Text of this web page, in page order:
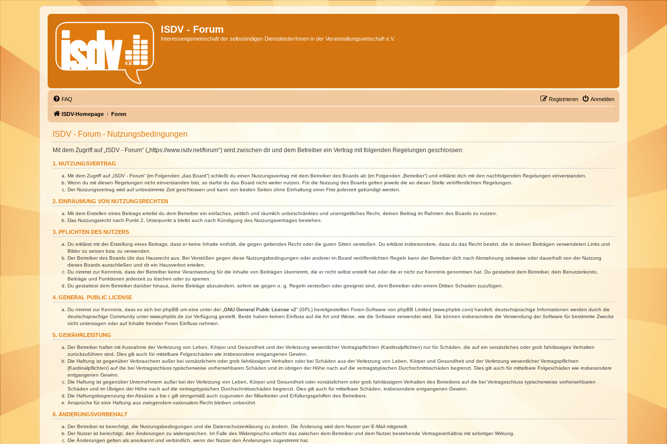
ISDV - Forum
Interessengemeinschaft der selbständigen Dienstleister/Innen in der Veranstaltungswirtschaft e.V.
FAQ Anmelden
Registrieren
ISDV-Homepage Foren
ISDV - Forum - Nutzungsbedingungen
Mit dem Zugriff auf „ISDV - Forum“ („https://www.isdv.net/forum“) wird zwischen dir und dem Betreiber ein Vertrag mit folgenden Regelungen geschlossen:
1. NUTZUNGSVERTRAG
Mit dem Zugriff auf „ISDV - Forum“ (im Folgenden „das Board“) schließt du einen Nutzungsvertrag mit dem Betreiber des Boards ab (im Folgenden „Betreiber“) und erklärst dich mit den nachfolgenden Regelungen einverstanden.
Wenn du mit diesen Regelungen nicht einverstanden bist, so darfst du das Board nicht weiter nutzen. Für die Nutzung des Boards gelten jeweils die an dieser Stelle veröffentlichten Regelungen.
Der Nutzungsvertrag wird auf unbestimmte Zeit geschlossen und kann von beiden Seiten ohne Einhaltung einer Frist jederzeit gekündigt werden.
2. EINRÄUMUNG VON NUTZUNGSRECHTEN
Mit dem Erstellen eines Beitrags erteilst du dem Betreiber ein einfaches, zeitlich und räumlich unbeschränktes und unentgeltliches Recht, deinen Beitrag im Rahmen des Boards zu nutzen.
Das Nutzungsrecht nach Punkt 2, Unterpunkt a bleibt auch nach Kündigung des Nutzungsvertrages bestehen.
3. PFLICHTEN DES NUTZERS
Du erklärst mit der Erstellung eines Beitrags, dass er keine Inhalte enthält, die gegen geltendes Recht oder die guten Sitten verstoßen. Du erklärst insbesondere, dass du das Recht besitzt, die in deinen Beiträgen verwendeten Links und
Bilder zu setzen bzw. zu verwenden.
Der Betreiber des Boards übt das Hausrecht aus. Bei Verstößen gegen diese Nutzungsbedingungen oder anderer im Board veröffentlichten Regeln kann der Betreiber dich nach Abmahnung zeitweise oder dauerhaft von der Nutzung
dieses Boards ausschließen und dir ein Hausverbot erteilen.
Du nimmst zur Kenntnis, dass der Betreiber keine Verantwortung für die Inhalte von Beiträgen übernimmt, die er nicht selbst erstellt hat oder die er nicht zur Kenntnis genommen hat. Du gestattest dem Betreiber, dein Benutzerkonto,
Beiträge und Funktionen jederzeit zu löschen oder zu sperren.
Du gestattest dem Betreiber darüber hinaus, deine Beiträge abzuändern, sofern sie gegen o. g. Regeln verstoßen oder geeignet sind, dem Betreiber oder einem Dritten Schaden zuzufügen.
4. GENERAL PUBLIC LICENSE
Du nimmst zur Kenntnis, dass es sich bei phpBB um eine unter der „ GNU General Public License v2“ (GPL) bereitgestellten Foren-Software von phpBB Limited (www.phpbb.com) handelt; deutschsprachige Informationen werden durch die
deutschsprachige Community unter www.phpbb.de zur Verfügung gestellt. Beide haben keinen Einfluss auf die Art und Weise, wie die Software verwendet wird. Sie können insbesondere die Verwendung der Software für bestimmte Zwecke
nicht untersagen oder auf Inhalte fremder Foren Einfluss nehmen.
5. GEWÄHRLEISTUNG
Der Betreiber haftet mit Ausnahme der Verletzung von Leben, Körper und Gesundheit und der Verletzung wesentlicher Vertragspflichten (Kardinalpflichten) nur für Schäden, die auf ein vorsätzliches oder grob fahrlässiges Verhalten
zurückzuführen sind. Dies gilt auch für mittelbare Folgeschäden wie insbesondere entgangenen Gewinn.
Die Haftung ist gegenüber Verbrauchern außer bei vorsätzlichem oder grob fahrlässigem Verhalten oder bei Schäden aus der Verletzung von Leben, Körper und Gesundheit und der Verletzung wesentlicher Vertragspflichten
(Kardinalpflichten) auf die bei Vertragsschluss typischerweise vorhersehbaren Schäden und im übrigen der Höhe nach auf die vertragstypischen Durchschnittsschäden begrenzt. Dies gilt auch für mittelbare Folgeschäden wie insbesondere
entgangenen Gewinn.
Die Haftung ist gegenüber Unternehmern außer bei der Verletzung von Leben, Körper und Gesundheit oder vorsätzlichem oder grob fahrlässigem Verhalten des Betreibers auf die bei Vertragsschluss typischerweise vorhersehbaren
Schäden und im Übrigen der Höhe nach auf die vertragstypischen Durchschnittsschäden begrenzt. Dies gilt auch für mittelbare Schäden, insbesondere entgangenen Gewinn.
Die Haftungsbegrenzung der Absätze a bis c gilt sinngemäß auch zugunsten der Mitarbeiter und Erfüllungsgehilfen des Betreibers.
Ansprüche für eine Haftung aus zwingendem nationalem Recht bleiben unberührt.
6. ÄNDERUNGSVORBEHALT
Der Betreiber ist berechtigt, die Nutzungsbedingungen und die Datenschutzerklärung zu ändern. Die Änderung wird dem Nutzer per E-Mail mitgeteilt.
Der Nutzer ist berechtigt, den Änderungen zu widersprechen. Im Falle des Widerspruchs erlischt das zwischen dem Betreiber und dem Nutzer bestehende Vertragsverhältnis mit sofortiger Wirkung.
Die Änderungen gelten als anerkannt und verbindlich, wenn der Nutzer den Änderungen zugestimmt hat.